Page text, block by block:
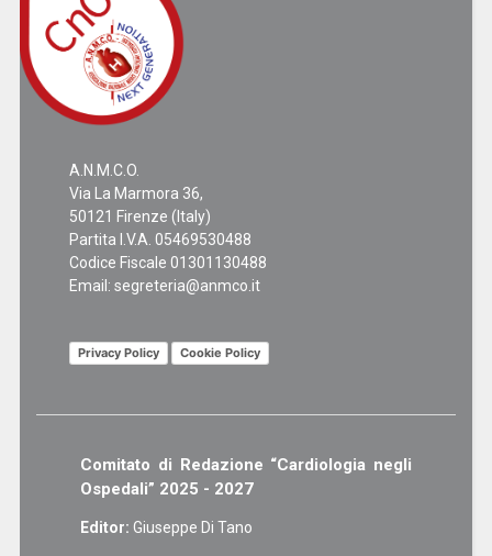
A.N.M.C.O.
Via La Marmora 36,
50121 Firenze (Italy)
Partita I.V.A. 05469530488
Codice Fiscale 01301130488
Email: segreteria@anmco.it
Privacy Policy Cookie Policy
Comitato di Redazione “Cardiologia negli
Ospedali” 2025 - 2027
Editor: Giuseppe Di Tano